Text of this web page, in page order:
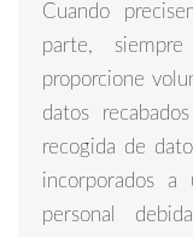
Cuando
parte,
proporcione
datos
recogida de
incorporados
personal